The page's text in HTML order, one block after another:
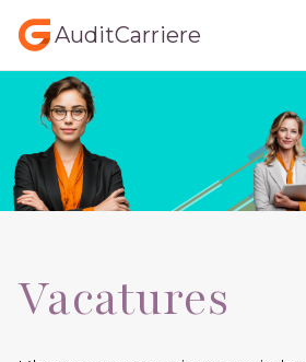
AuditCarriere
Vacatures